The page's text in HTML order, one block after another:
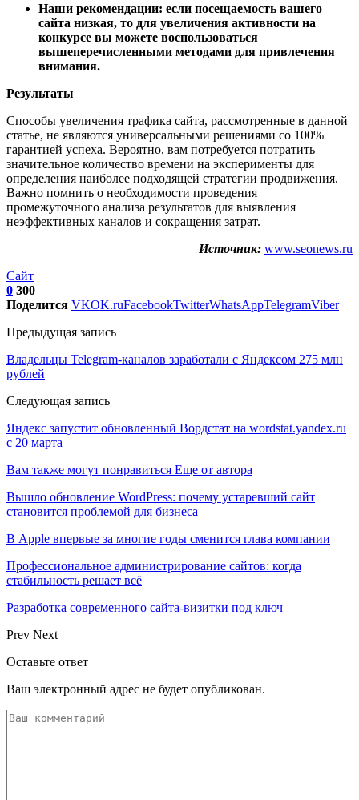
Наши рекомендации: если посещаемость вашего
сайта низкая, то для увеличения активности на
конкурсе вы можете воспользоваться
вышеперечисленными методами для привлечения
внимания.
Результаты
Способы увеличения трафика сайта, рассмотренные в данной
статье, не являются универсальными решениями со 100%
гарантией успеха. Вероятно, вам потребуется потратить
значительное количество времени на эксперименты для
определения наиболее подходящей стратегии продвижения.
Важно помнить о необходимости проведения
промежуточного анализа результатов для выявления
неэффективных каналов и сокращения затрат.
Источник: www.seonews.ru
Сайт
0 300
Поделится VKOK.ruFacebookTwitterWhatsAppTelegramViber
Предыдущая запись
Владельцы Telegram-каналов заработали с Яндексом 275 млн
рублей
Следующая запись
Яндекс запустит обновленный Вордстат на wordstat.yandex.ru
с 20 марта
Вам также могут понравиться Еще от автора
Вышло обновление WordPress: почему устаревший сайт
становится проблемой для бизнеса
В Apple впервые за многие годы сменится глава компании
Профессиональное администрирование сайтов: когда
стабильность решает всё
Разработка современного сайта-визитки под ключ
Prev Next
Оставьте ответ
Ваш электронный адрес не будет опубликован.